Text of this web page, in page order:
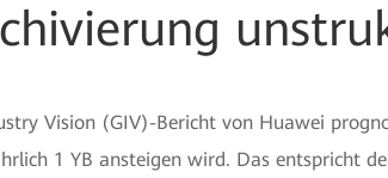
Vision (GIV)-Bericht von Huawei
1 YB ansteigen wird. Das entspricht